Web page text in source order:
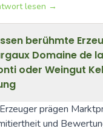
lesen →
berühmte
Domaine de la
oder Weingut
prägen
und